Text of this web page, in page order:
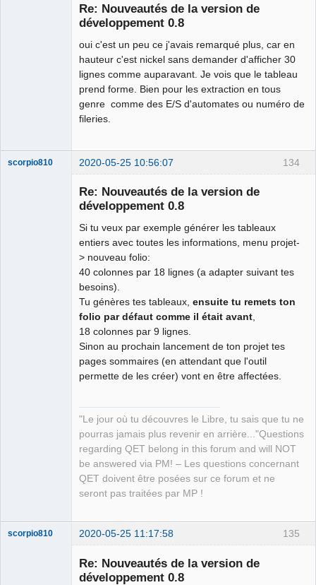
Re: Nouveautés de la version de
développement 0.8
oui c'est un peu ce j'avais remarqué plus, car en
hauteur c'est nickel sans demander d'afficher 30
lignes comme auparavant. Je vois que le tableau
prend forme. Bien pour les extraction en tous
genre comme des E/S d'automates ou numéro de
fileries.
134
scorpio810 2020-05-25 10:56:07
Re: Nouveautés de la version de
développement 0.8
Si tu veux par exemple générer les tableaux
entiers avec toutes les informations, menu projet-
> nouveau folio:
40 colonnes par 18 lignes (a adapter suivant tes
besoins).
Tu génères tes tableaux, ensuite tu remets ton
folio par défaut comme il était avant
18 colonnes par 9 lignes.
Sinon au prochain lancement de ton projet tes
pages sommaires (en attendant que l'outil
permette de les créer) vont en être affectées.
"Le jour où tu découvres le Libre, tu sais que tu ne
pourras jamais plus revenir en arrière..."Questions
regarding QET belong in this forum and will NOT
be answered via PM! – Les questions concernant
QET doivent être posées sur ce forum et ne
seront pas traitées par MP !
135
scorpio810 2020-05-25 11:17:58
Re: Nouveautés de la version de
développement 0.8